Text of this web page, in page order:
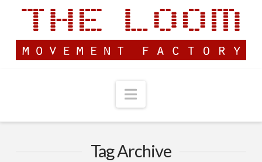
Navigation
Tag Archive